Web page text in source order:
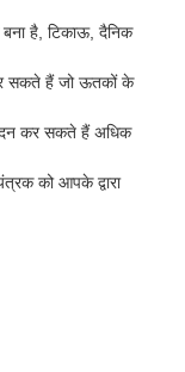
है, टिकाऊ, दैनिक
सकते हैं जो ऊतकों के
कर सकते हैं अधिक
को आपके द्वारा